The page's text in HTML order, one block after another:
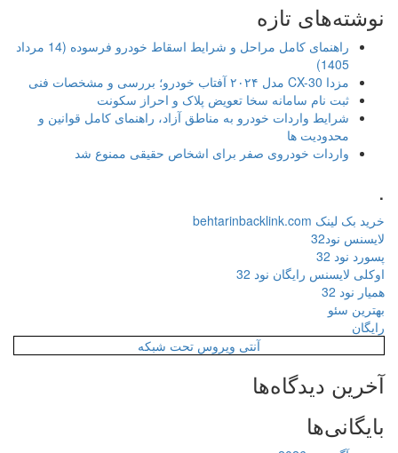
نوشته‌های تازه
راهنمای کامل مراحل و شرایط اسقاط خودرو فرسوده (14 مرداد
1405)
مزدا CX-30 مدل ۲۰۲۴ آفتاب خودرو؛ بررسی و مشخصات فنی
ثبت نام سامانه سخا تعویض پلاک و احراز سکونت
شرایط واردات خودرو به مناطق آزاد، راهنمای کامل قوانین و
محدودیت ها
واردات خودروی صفر برای اشخاص حقیقی ممنوع شد
خرید بک لینک behtarinbacklink.com
لایسنس نود32
پسورد نود 32
اوکلی لایسنس رایگان نود 32
همیار نود 32
بهترین سئو
رایگان
آنتی ویروس تحت شبکه
آخرین دیدگاه‌ها
بایگانی‌ها